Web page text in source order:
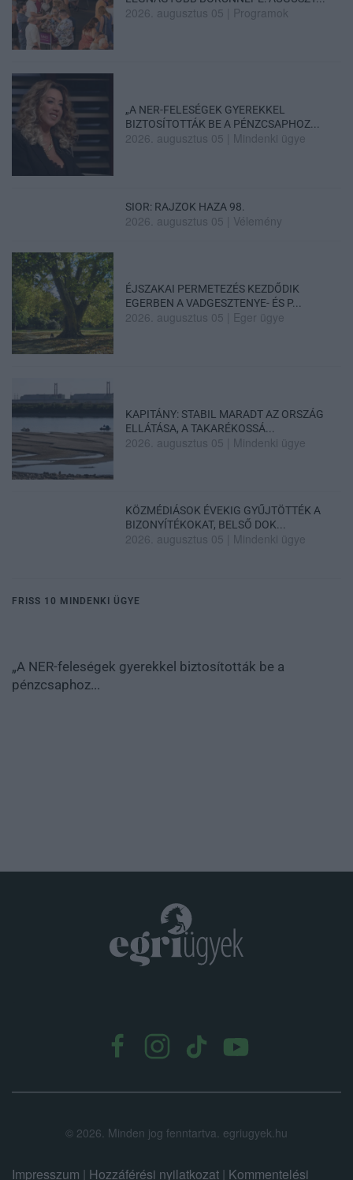
2026. augusztus 05 Programok
„A NER-FELESÉGEK GYEREKKEL
BIZTOSÍTOTTÁK BE A PÉNZCSAPHOZ...
2026. augusztus 05 Mindenki ügye
SIOR: RAJZOK HAZA 98.
2026. augusztus 05 Vélemény
ÉJSZAKAI PERMETEZÉS KEZDŐDIK
EGERBEN A VADGESZTENYE- ÉS P...
2026. augusztus 05 Eger ügye
KAPITÁNY: STABIL MARADT AZ ORSZÁG
ELLÁTÁSA, A TAKARÉKOSSÁ...
2026. augusztus 05 Mindenki ügye
KÖZMÉDIÁSOK ÉVEKIG GYŰJTÖTTÉK A
BIZONYÍTÉKOKAT, BELSŐ DOK...
2026. augusztus 05 Mindenki ügye
FRISS 10 MINDENKI ÜGYE
„A NER-feleségek gyerekkel biztosították be a
pénzcsaphoz...
© 2026. Minden jog fenntartva. egriugyek.hu
Impresszum | Hozzáférési nyilatkozat | Kommentelési